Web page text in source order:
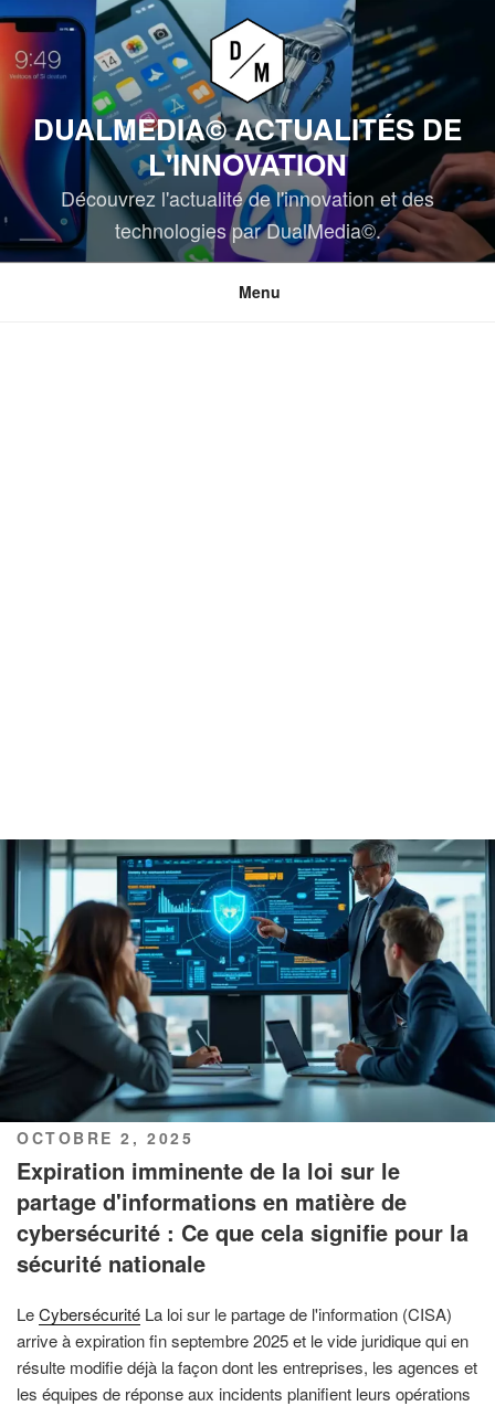
Aller
au
contenu
DUALMEDIA© ACTUALITÉS DE
L'INNOVATION
Découvrez l'actualité de l'innovation et des
technologies par DualMedia©.
Menu
PUBLIÉ
LE
OCTOBRE 2, 2025
Expiration imminente de la loi sur le
partage d'informations en matière de
cybersécurité : Ce que cela signifie pour la
sécurité nationale
LeCybersécurité La loi sur le partage de l'information (CISA)
arrive à expiration fin septembre 2025 et le vide juridique qui en
résulte modifie déjà la façon dont les entreprises, les agences et
les équipes de réponse aux incidents planifient leurs opérations